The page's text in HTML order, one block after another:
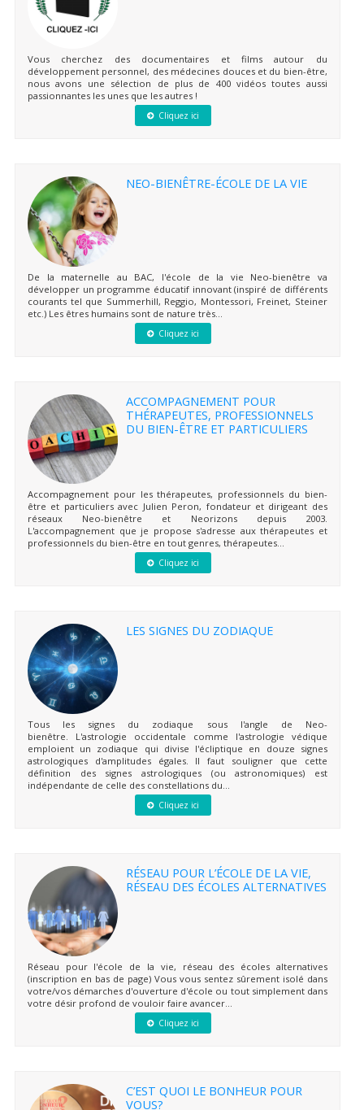
Vous cherchez des documentaires et films autour du
développement personnel, des médecines douces et du bien-être,
nous avons une sélection de plus de 400 vidéos toutes aussi
passionnantes les unes que les autres !
Cliquez ici
NEO-BIENÊTRE-ÉCOLE DE LA VIE
De la maternelle au BAC, l'école de la vie Neo-bienêtre va
développer un programme éducatif innovant (inspiré de différents
courants tel que Summerhill, Reggio, Montessori, Freinet, Steiner
etc.) Les êtres humains sont de nature très...
Cliquez ici
ACCOMPAGNEMENT POUR
THÉRAPEUTES, PROFESSIONNELS
DU BIEN-ÊTRE ET PARTICULIERS
Accompagnement pour les thérapeutes, professionnels du bien-
être et particuliers avec Julien Peron, fondateur et dirigeant des
réseaux Neo-bienêtre et Neorizons depuis 2003.
L'accompagnement que je propose s'adresse aux thérapeutes et
professionnels du bien-être en tout genres, thérapeutes...
Cliquez ici
LES SIGNES DU ZODIAQUE
Tous les signes du zodiaque sous l'angle de Neo-
bienêtre. L'astrologie occidentale comme l'astrologie védique
emploient un zodiaque qui divise l'écliptique en douze signes
astrologiques d'amplitudes égales. Il faut souligner que cette
définition des signes astrologiques (ou astronomiques) est
indépendante de celle des constellations du...
Cliquez ici
RÉSEAU POUR L’ÉCOLE DE LA VIE,
RÉSEAU DES ÉCOLES ALTERNATIVES
Réseau pour l'école de la vie, réseau des écoles alternatives
(inscription en bas de page) Vous vous sentez sûrement isolé dans
votre/vos démarches d'ouverture d'école ou tout simplement dans
votre désir profond de vouloir faire avancer...
Cliquez ici
C’EST QUOI LE BONHEUR POUR
VOUS?